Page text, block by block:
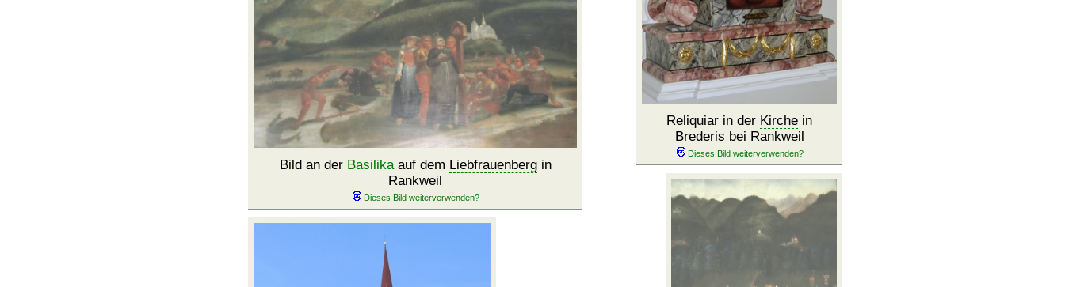
Reliquiar in der Kirche in
Brederis bei Rankweil
Bild an der Basilikaauf dem Liebfrauenbergin
Rankweil